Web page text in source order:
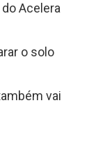
Acelera
o solo
vai